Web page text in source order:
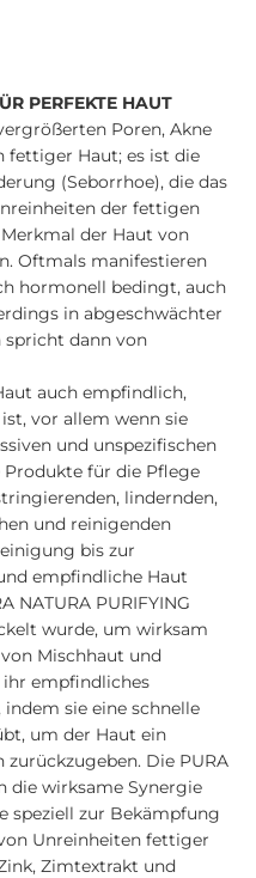
PERFEKTE HAUT
Poren, Akne
fettiger Haut; es ist die
(Seborrhoe), die das
der fettigen
der Haut von
Oftmals manifestieren
hormonell bedingt, auch
in abgeschwächter
dann von
auch empfindlich,
vor allem wenn sie
und unspezifischen
für die Pflege
lindernden,
und reinigenden
bis zur
empfindliche Haut
NATURA PURIFYING
wurde, um wirksam
Mischhaut und
empfindliches
sie eine schnelle
um der Haut ein
zurückzugeben. Die PURA
die wirksame Synergie
speziell zur Bekämpfung
Unreinheiten fettiger
Zimtextrakt und